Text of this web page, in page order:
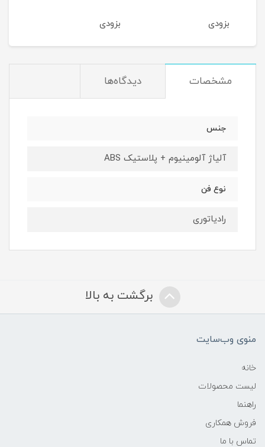
بزودی بزودی
مشخصات دیدگاه‌ها
جنس
آلیاژ آلومینیوم + پلاستیک ABS
نوع فن
رادیاتوری
برگشت به بالا
منوی وب‌سایت
خانه
لیست محصولات
راهنما
فروش همکاری
تماس با ما